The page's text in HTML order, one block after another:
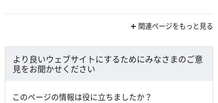
関連ページをもっと見る
より良いウェブサイトにするためにみなさまのご意
見をお聞かせください
このページの情報は役に立ちましたか？